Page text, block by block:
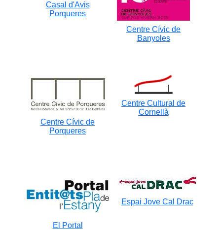
Casal d'Avis
Porqueres
Centre Cívic de
Banyoles
Centre Cívic de
Porqueres
Centre Cultural de
Cornellà
El Portal
Espai Jove Cal Drac